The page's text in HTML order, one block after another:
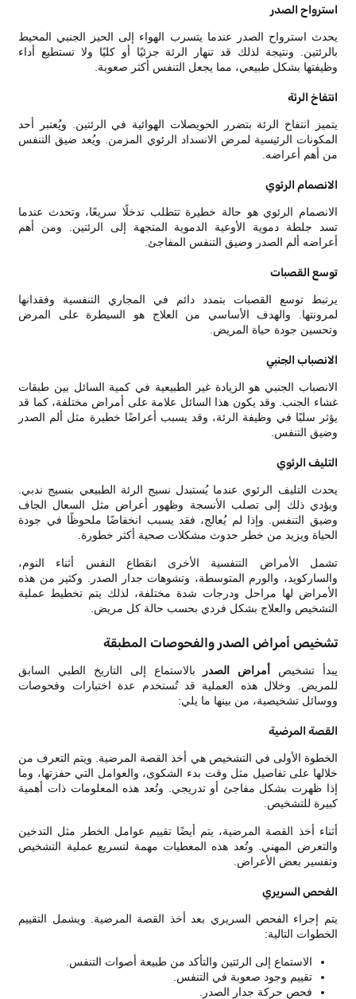
استرواح الصدر
يحدث استرواح الصدر عندما يتسرب الهواء إلى الحيز الجنبي المحيط
بالرئتين. ونتيجة لذلك قد تنهار الرئة جزئيًا أو كليًا ولا تستطيع أداء
وظيفتها بشكل طبيعي، مما يجعل التنفس أكثر صعوبة.
انتفاخ الرئة
يتميز انتفاخ الرئة بتضرر الحويصلات الهوائية في الرئتين. ويُعتبر أحد
المكونات الرئيسية لمرض الانسداد الرئوي المزمن. ويُعد ضيق التنفس
من أهم أعراضه.
الانصمام الرئوي
الانصمام الرئوي هو حالة خطيرة تتطلب تدخلًا سريعًا، وتحدث عندما
تسد جلطة دموية الأوعية الدموية المتجهة إلى الرئتين. ومن أهم
أعراضه ألم الصدر وضيق التنفس المفاجئ.
توسع القصبات
يرتبط توسع القصبات بتمدد دائم في المجاري التنفسية وفقدانها
لمرونتها. والهدف الأساسي من العلاج هو السيطرة على المرض
وتحسين جودة حياة المريض.
الانصباب الجنبي
الانصباب الجنبي هو الزيادة غير الطبيعية في كمية السائل بين طبقات
غشاء الجنب. وقد يكون هذا السائل علامة على أمراض مختلفة، كما قد
يؤثر سلبًا في وظيفة الرئة، وقد يسبب أعراضًا خطيرة مثل ألم الصدر
وضيق التنفس.
التليف الرئوي
يحدث التليف الرئوي عندما يُستبدل نسيج الرئة الطبيعي بنسيج ندبي.
ويؤدي ذلك إلى تصلب الأنسجة وظهور أعراض مثل السعال الجاف
وضيق التنفس. وإذا لم يُعالج، فقد يسبب انخفاضًا ملحوظًا في جودة
الحياة ويزيد من خطر حدوث مشكلات صحية أكثر خطورة.
تشمل الأمراض التنفسية الأخرى انقطاع النفس أثناء النوم،
والساركويد، والورم المتوسطة، وتشوهات جدار الصدر. وكثير من هذه
الأمراض لها مراحل ودرجات شدة مختلفة، لذلك يتم تخطيط عملية
التشخيص والعلاج بشكل فردي بحسب حالة كل مريض.
تشخيص أمراض الصدر والفحوصات المطبقة
يبدأ تشخيص أمراض الصدر
بالاستماع إلى التاريخ الطبي السابق
للمريض. وخلال هذه العملية قد تُستخدم عدة اختبارات وفحوصات
ووسائل تشخيصية، من بينها ما يلي:
القصة المرضية
الخطوة الأولى في التشخيص هي أخذ القصة المرضية. ويتم التعرف من
خلالها على تفاصيل مثل وقت بدء الشكوى، والعوامل التي حفزتها، وما
إذا ظهرت بشكل مفاجئ أو تدريجي. وتُعد هذه المعلومات ذات أهمية
كبيرة للتشخيص.
أثناء أخذ القصة المرضية، يتم أيضًا تقييم عوامل الخطر مثل التدخين
والتعرض المهني. وتُعد هذه المعطيات مهمة لتسريع عملية التشخيص
وتفسير بعض الأعراض.
الفحص السريري
يتم إجراء الفحص السريري بعد أخذ القصة المرضية. ويشمل التقييم
الخطوات التالية:
الاستماع إلى الرئتين والتأكد من طبيعة أصوات التنفس.
تقييم وجود صعوبة في التنفس.
فحص حركة جدار الصدر.